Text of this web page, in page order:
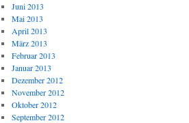
Juni 2013
Mai 2013
April 2013
März 2013
Februar 2013
Januar 2013
Dezember 2012
November 2012
Oktober 2012
September 2012